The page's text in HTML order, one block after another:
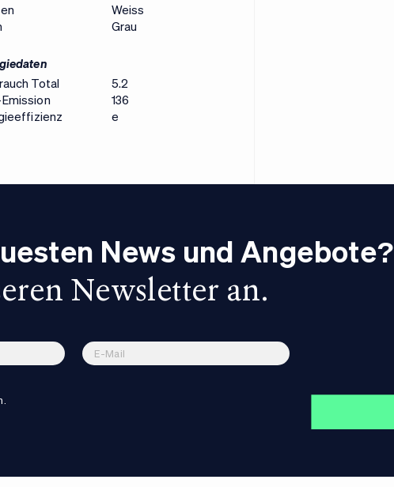
Weiss
Grau
Total
5.2
136
e
News und Angebote?
Newsletter an.